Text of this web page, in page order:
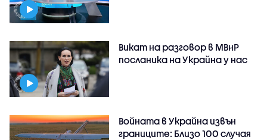
Викат на разговор в МВнР
посланика на Украйна у нас
Войната в Украйна извън
границите: Близо 100 случая